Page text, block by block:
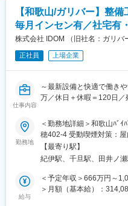
る場合もございます。
変更の範囲：会社の定め
スク、保守対応
・システムやツールに関
・各種IT関連問い合わせ対
＊スキルに合わせてお任
きますので、ご安心くださ
■約半年～1年後発生業務
◇基幹システム（販売管
させるために、各部門の
◇関係部署との調整・要
理
※先輩社員と一緒に少しづ
□将来
◇AI活用を含めた新たな
◇サーバリプレイスなど
【和歌山/ガリバー】整
毎月インセン有／社宅有
株式会社 IDOM （旧社名：ガリバ
正社員 上場企業
仕事内容
～最新設備と快適で働き
万／休日＋休暇＝120日
全国にあるIDOMの運営す
す！
入社後6か月間は、工場長
解等、必要な経験を積ん
その後、新規工場の立ち
勤務地
＜勤務地詳細＞和歌山ﾊﾞ
穂402-4 受動喫煙対策：
【最寄り駅】
紀伊駅、千旦駅、田井ノ
給与
＜予定年収＞666万円～
＞月額（基本給）：